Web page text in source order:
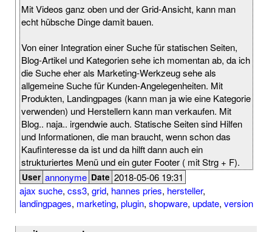
Mit Videos ganz oben und der Grid-Ansicht, kann man
echt hübsche Dinge damit bauen.
Von einer Integration einer Suche für statischen Seiten,
Blog-Artikel und Kategorien sehe ich momentan ab, da ich
die Suche eher als Marketing-Werkzeug sehe als
allgemeine Suche für Kunden-Angelegenheiten. Mit
Produkten, Landingpages (kann man ja wie eine Kategorie
verwenden) und Herstellern kann man verkaufen. Mit
Blog.. naja.. irgendwie auch. Statische Seiten sind Hilfen
und Informationen, die man braucht, wenn schon das
Kaufinteresse da ist und da hilft dann auch ein
strukturiertes Menü und ein guter Footer ( mit Strg + F).
User annonyme Date 2018-05-06 19:31
ajax suche, css3, grid, hannes pries, hersteller,
landingpages, marketing, plugin, shopware, update, version